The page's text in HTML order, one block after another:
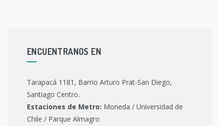
ENCUENTRANOS EN
Tarapacá 1181, Barrio Arturo Prat-San Diego,
Santiago Centro.
Estaciones de Metro: Moneda / Universidad de
Chile / Parque Almagro